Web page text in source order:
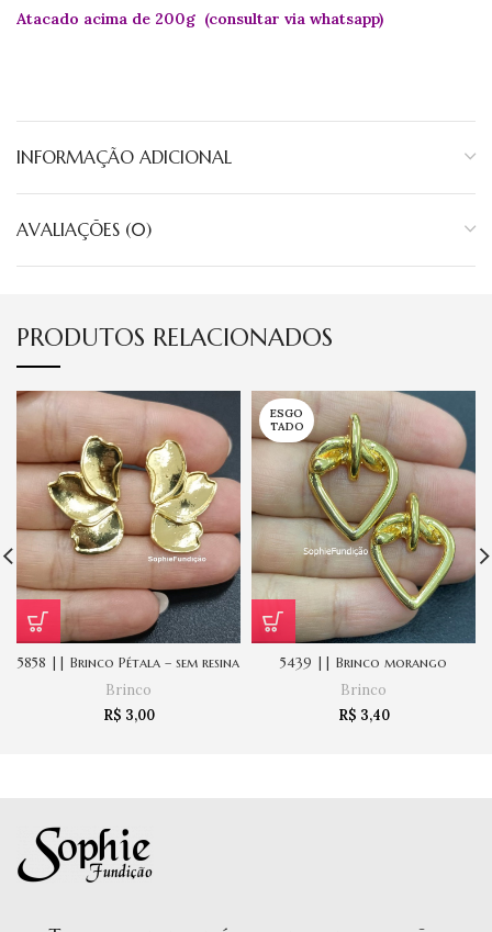
Atacado acima de 200g (consultar via whatsapp)
INFORMAÇÃO ADICIONAL
AVALIAÇÕES (0)
PRODUTOS RELACIONADOS
5858 || Brinco Pétala – sem resina
Brinco
R$ 3,00
ESGO
TADO
5439 || Brinco morango
Brinco
R$ 3,40